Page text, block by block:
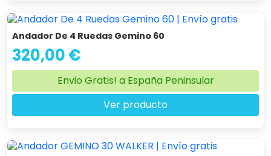
Andador De 4 Ruedas Gemino 60
320,00 €
Envio Gratis! a España Peninsular
Ver producto